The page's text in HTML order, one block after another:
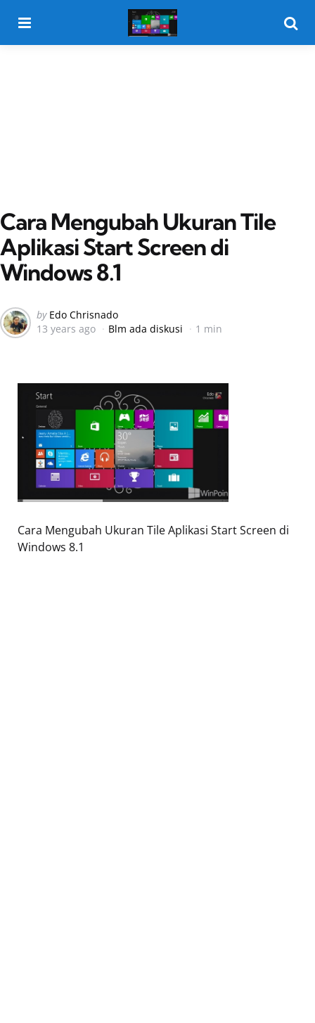
Cara Mengubah Ukuran Tile
Aplikasi Start Screen di
Windows 8.1
Posted
by
by Edo Chrisnado
13 years ago
Blm ada diskusi 1 min
Cara Mengubah Ukuran Tile Aplikasi Start Screen di
Windows 8.1